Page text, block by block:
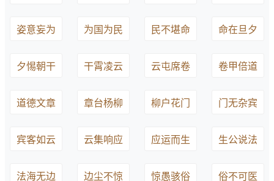
姿意妄为 为国为民 民不堪命 命在旦夕
夕惕朝干 干霄凌云 云屯席卷 卷甲倍道
道德文章 章台杨柳 柳户花门 门无杂宾
宾客如云 云集响应 应运而生 生公说法
法海无边 边尘不惊 惊愚骇俗 俗不可医